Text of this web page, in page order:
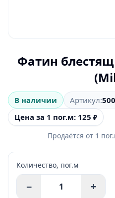
Фатин
В наличии Артикул:
Цена за 1 пог.м: 125 ₽
Продаётся от 1
Количество, пог.м
− +